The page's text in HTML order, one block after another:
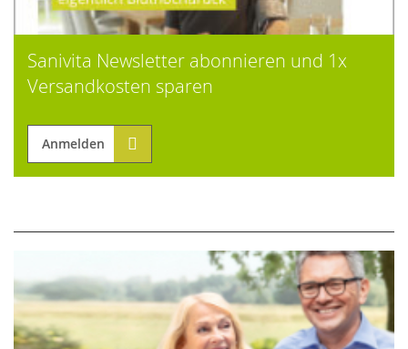
Sanivita Newsletter abonnieren und 1x
Versandkosten sparen
Anmelden